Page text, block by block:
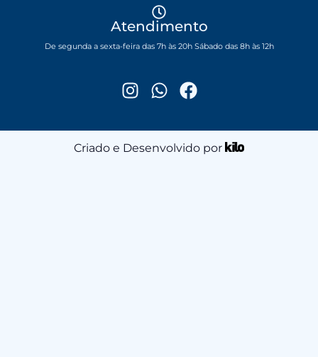
Atendimento
De segunda a sexta-feira das 7h às 20h Sábado das 8h às 12h
Criado e Desenvolvido por